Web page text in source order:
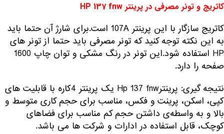
کاتریج و تونر مصرفی در پرینتر HP 137 fnw
کاتریج سازگار با این پرینتر 107A است.برای شارژ آن حتما باید
به این نکته توجه کنید که تونر مصرفی باید حتما از تونر های
HP استفاده شود.این تونر در رنگ مشکی و توان چاپ 1600
صفحه را دارد.
نتیجه گیری: پرینترHp 137 fnw یک پرینتر 4کاره با قابلیت های
کپی، اسکن، پرینت و فکس، مناسب برای حجم کاری متوسط و
بالا و به واسطه‌ی داشتن حجم کم مناسب برای فضاهای
کوچک، قابل استفاده در ادارات و شرکت ها می باشد.